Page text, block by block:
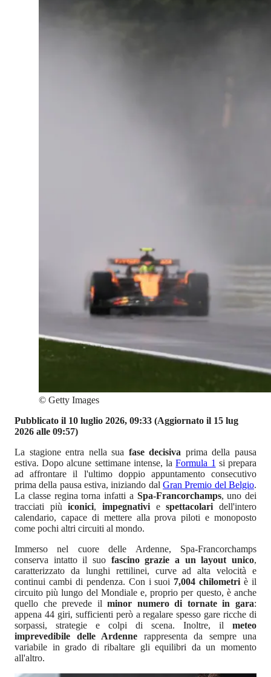
© Getty Images
Pubblicato il 10 luglio 2026, 09:33 (Aggiornato il 15 lug
2026 alle 09:57)
La stagione entra nella sua fase decisiva prima della pausa
estiva. Dopo alcune settimane intense, laFormula 1 si prepara
ad affrontare il l'ultimo doppio appuntamento consecutivo
prima della pausa estiva, iniziando dal Gran Premio del Belgio.
La classe regina torna infatti a Spa-Francorchamps, uno dei
tracciati piùiconici,impegnativi espettacolaridell'intero
calendario, capace di mettere alla prova piloti e monoposto
come pochi altri circuiti al mondo.
Immerso nel cuore delle Ardenne, Spa-Francorchamps
conserva intatto il suo fascino grazie a un layout unico,
caratterizzato da lunghi rettilinei, curve ad alta velocità e
continui cambi di pendenza. Con i suoi 7,004 chilometriè il
circuito più lungo del Mondiale e, proprio per questo, è anche
quello che prevede ilminor numero di tornate in gara:
appena 44 giri, sufficienti però a regalare spesso gare ricche di
sorpassi, strategie e colpi di scena. Inoltre, il meteo
imprevedibile delle Ardenne rappresenta da sempre una
variabile in grado di ribaltare gli equilibri da un momento
all'altro.